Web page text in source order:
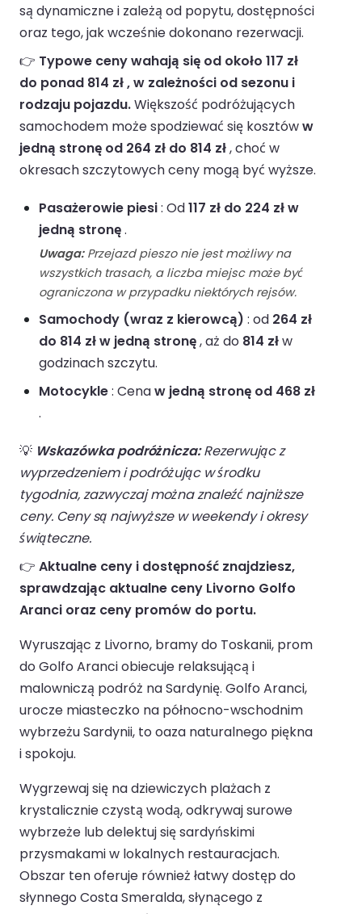
są dynamiczne i zależą od popytu, dostępności
oraz tego, jak wcześnie dokonano rezerwacji.
👉 Typowe ceny wahają się od około 117 zł
do ponad 814 zł , w zależności od sezonu i
rodzaju pojazdu.Większość podróżujących
samochodem może spodziewać się kosztóww
jedną stronę od 264 zł do 814 zł, choć w
okresach szczytowych ceny mogą być wyższe.
Pasażerowie piesi: Od117 zł do 224 zł w
jedną stronę.
Uwaga:Przejazd pieszo nie jest możliwy na
wszystkich trasach, a liczba miejsc może być
ograniczona w przypadku niektórych rejsów.
Samochody (wraz z kierowcą) : od 264 zł
do 814 zł w jedną stronę, aż do 814 złw
godzinach szczytu.
Motocykle: Cenaw jedną stronę od 468 zł
.
💡 Wskazówka podróżnicza:Rezerwując z
wyprzedzeniem i podróżując w środku
tygodnia, zazwyczaj można znaleźć najniższe
ceny. Ceny są najwyższe w weekendy i okresy
świąteczne.
👉 Aktualne ceny i dostępność znajdziesz,
sprawdzając aktualne ceny Livorno Golfo
Aranci oraz ceny promów do portu.
Wyruszając z Livorno, bramy do Toskanii, prom
do Golfo Aranci obiecuje relaksującą i
malowniczą podróż na Sardynię. Golfo Aranci,
urocze miasteczko na północno-wschodnim
wybrzeżu Sardynii, to oaza naturalnego piękna
i spokoju.
Wygrzewaj się na dziewiczych plażach z
krystalicznie czystą wodą, odkrywaj surowe
wybrzeże lub delektuj się sardyńskimi
przysmakami w lokalnych restauracjach.
Obszar ten oferuje również łatwy dostęp do
słynnego Costa Smeralda, słynącego z